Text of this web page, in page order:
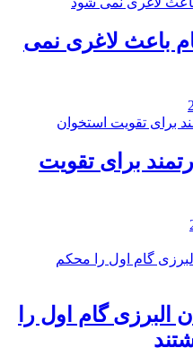
باعث لاغری نمی
برای تقویت
البرزی گام اول را